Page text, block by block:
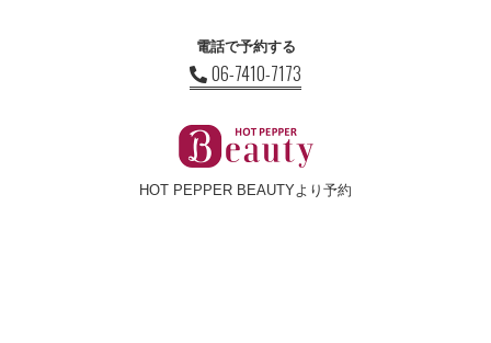
電話で予約する
06-7410-7173
HOT PEPPER BEAUTYより予約